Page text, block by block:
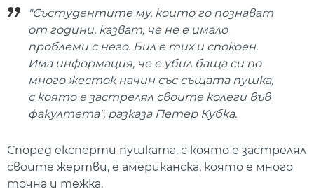
"Състудентите му, които го познават
от години, казват, че не е имало
проблеми с него. Бил е тих и спокоен.
Има информация, че е убил баща си по
много жесток начин със същата пушка,
с която е застрелял своите колеги във
факултета", разказа Петер Кубка.
Според експерти пушката, с която е застрелял
своите жертви, е американска, която е много
точна и тежка.